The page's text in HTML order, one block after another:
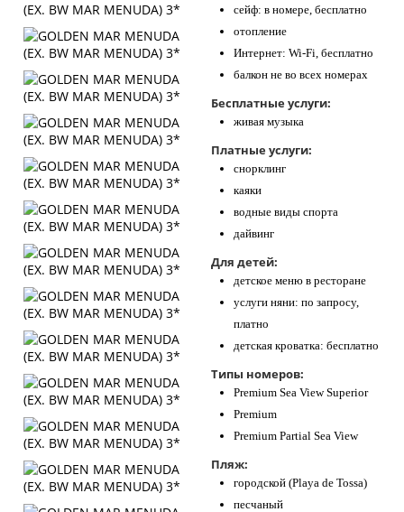
сейф: в номере, бесплатно
отопление
Интернет: Wi-Fi, бесплатно
балкон не во всех номерах
Бесплатные услуги:
живая музыка
Платные услуги:
снорклинг
каяки
водные виды спорта
дайвинг
Для детей:
детское меню в ресторане
услуги няни: по запросу,
платно
детская кроватка: бесплатно
Типы номеров:
Premium Sea View Superior
Premium
Premium Partial Sea View
Пляж:
городской (Playa de Tossa)
песчаный